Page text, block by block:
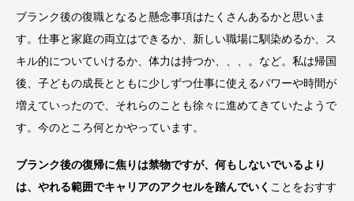
ブランク後の復職となると懸念事項はたくさんあるかと思いま
す。仕事と家庭の両立はできるか、新しい職場に馴染めるか、ス
キル的についていけるか、体力は持つか、、、。など。私は帰国
後、子どもの成長とともに少しずつ仕事に使えるパワーや時間が
増えていったので、それらのことも徐々に進めてきていたようで
す。今のところ何とかやっています。
ブランク後の復帰に焦りは禁物ですが、何もしないでいるより
は、やれる範囲でキャリアのアクセルを踏んでいく ことをおすす